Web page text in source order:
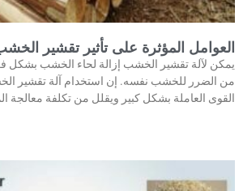
العوامل المؤثرة على تأثير تقشير
يمكن لآلة تقشير الخشب إزالة لحاء الخشب بشكل
من الضرر للخشب نفسه. إن استخدام آلة تقشير
القوى العاملة بشكل كبير ويقلل من تكلفة معالجة